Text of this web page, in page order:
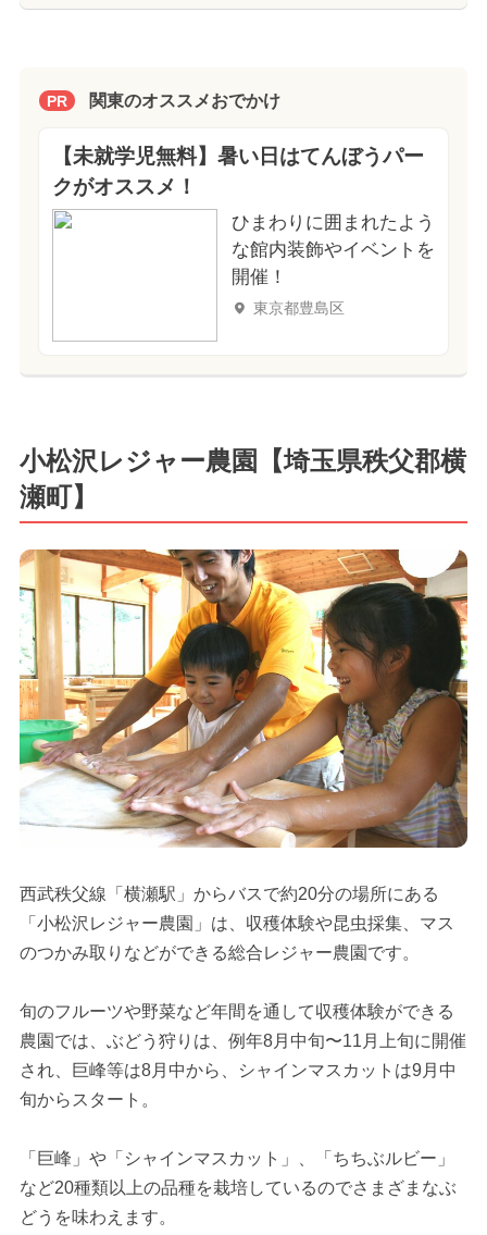
PR 関東のオススメおでかけ
【未就学児無料】暑い日はてんぼうパー
クがオススメ！
ひまわりに囲まれたよう
な館内装飾やイベントを
開催！
東京都豊島区
小松沢レジャー農園【埼玉県秩父郡横
瀬町】
西武秩父線「横瀬駅」からバスで約20分の場所にある
「小松沢レジャー農園」は、収穫体験や昆虫採集、マス
のつかみ取りなどができる総合レジャー農園です。
旬のフルーツや野菜など年間を通して収穫体験ができる
農園では、ぶどう狩りは、例年8月中旬〜11月上旬に開催
され、巨峰等は8月中から、シャインマスカットは9月中
旬からスタート。
「巨峰」や「シャインマスカット」、「ちちぶルビー」
など20種類以上の品種を栽培しているのでさまざまなぶ
どうを味わえます。